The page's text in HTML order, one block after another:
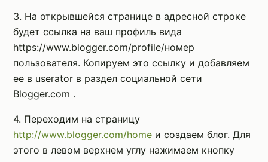
3. На открывшейся странице в адресной строке
будет ссылка на ваш профиль вида
https://www.blogger.com/profile/номер
пользователя. Копируем это ссылку и добавляем
ее в userator в раздел социальной сети
Blogger.com .
4. Переходим на страницу
http://www.blogger.com/home и создаем блог. Для
этого в левом верхнем углу нажимаем кнопку